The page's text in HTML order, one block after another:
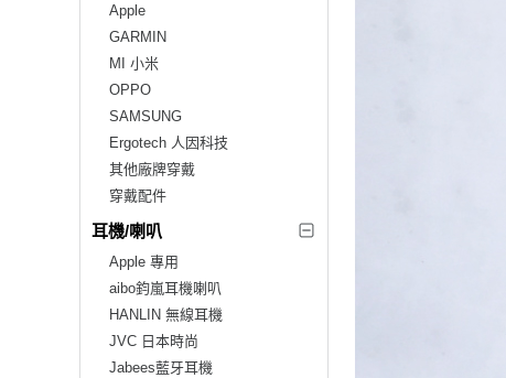
Apple
GARMIN
MI 小米
OPPO
SAMSUNG
Ergotech 人因科技
其他廠牌穿戴
穿戴配件
耳機/喇叭
Apple 專用
aibo鈞嵐耳機喇叭
HANLIN 無線耳機
JVC 日本時尚
Jabees藍牙耳機